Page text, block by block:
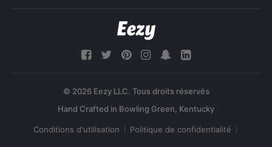
© 2026 Eezy LLC. Tous droits réservés
Conditions d'utilisation Politique de confidentialité